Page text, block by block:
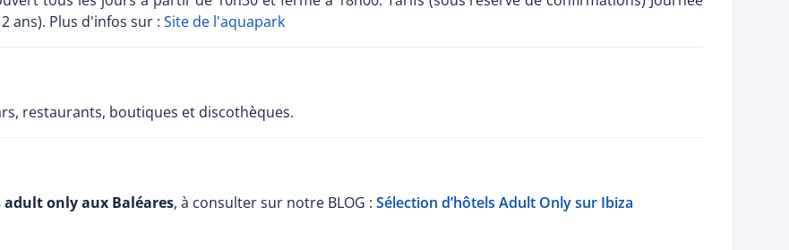
ans). Plus d'infos sur : Site de l'aquapark
restaurants, boutiques et discothèques.
adult only aux Baléares, à consulter sur notre BLOG : Sélection d’hôtels Adult Only sur Ibiza